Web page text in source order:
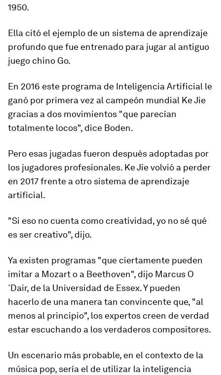
1950.
Ella citó el ejemplo de un sistema de aprendizaje
profundo que fue entrenado para jugar al antiguo
juego chino Go.
En 2016 este programa de Inteligencia Artificial le
ganó por primera vez al campeón mundial Ke Jie
gracias a dos movimientos "que parecían
totalmente locos", dice Boden.
Pero esas jugadas fueron después adoptadas por
los jugadores profesionales. Ke Jie volvió a perder
en 2017 frente a otro sistema de aprendizaje
artificial.
"Si eso no cuenta como creatividad, yo no sé qué
es ser creativo", dijo.
Ya existen programas "que ciertamente pueden
imitar a Mozart o a Beethoven", dijo Marcus O
´Dair, de la Universidad de Essex. Y pueden
hacerlo de una manera tan convincente que, "al
menos al principio", los expertos creen de verdad
estar escuchando a los verdaderos compositores.
Un escenario más probable, en el contexto de la
música pop, sería el de utilizar la inteligencia